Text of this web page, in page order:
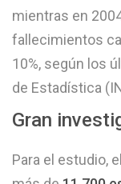
mientras en
fallecimientos
10%, según los
de Estadística
Gran
Para el estudio,